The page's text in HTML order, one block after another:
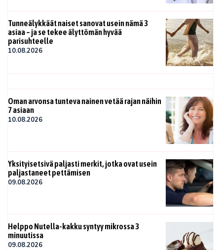
Tunneälykkäät naiset sanovat usein nämä 3
asiaa – ja se tekee älyttömän hyvää
parisuhteelle
10.08.2026
Oman arvonsa tunteva nainen vetää rajan näihin
7 asiaan
10.08.2026
Yksityisetsivä paljasti merkit, jotka ovat usein
paljastaneet pettämisen
09.08.2026
Helppo Nutella-kakku syntyy mikrossa 3
minuutissa
09.08.2026